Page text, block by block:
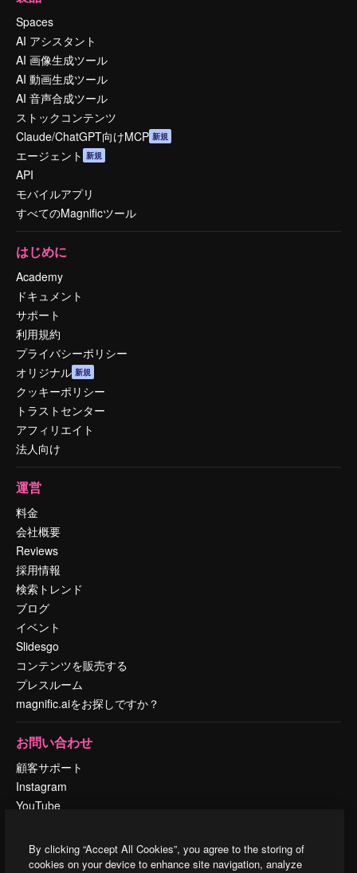
Spaces
AI アシスタント
AI 画像生成ツール
AI 動画生成ツール
AI 音声合成ツール
ストックコンテンツ
Claude/ChatGPT向けMCP 新規
エージェント 新規
API
モバイルアプリ
すべてのMagnificツール
はじめに
Academy
ドキュメント
サポート
利用規約
プライバシーポリシー
オリジナル 新規
クッキーポリシー
トラストセンター
アフィリエイト
法人向け
運営
料金
会社概要
Reviews
採用情報
検索トレンド
ブログ
イベント
Slidesgo
コンテンツを販売する
プレスルーム
magnific.aiをお探しですか？
お問い合わせ
顧客サポート
Instagram
YouTube
TikTok
Discord
By clicking “Accept All Cookies”, you agree to the storing of
cookies on your device to enhance site navigation, analyze